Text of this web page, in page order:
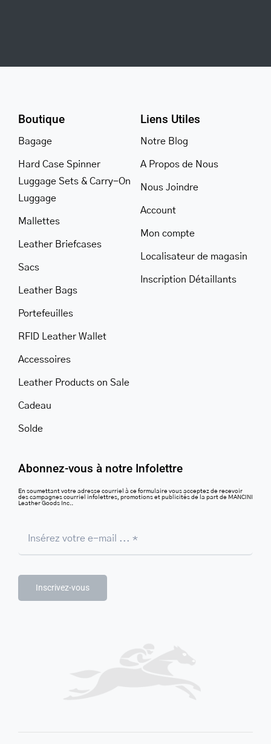
Boutique
Bagage
Hard Case Spinner
Luggage Sets & Carry-On
Luggage
Mallettes
Leather Briefcases
Sacs
Leather Bags
Portefeuilles
RFID Leather Wallet
Accessoires
Leather Products on Sale
Cadeau
Solde
Liens Utiles
Notre Blog
A Propos de Nous
Nous Joindre
Account
Mon compte
Localisateur de magasin
Inscription Détaillants
Abonnez-vous à notre Infolettre
En soumettant votre adresse courriel à ce formulaire vous acceptez de recevoir
des campagnes courriel infolettres, promotions et publicités de la part de MANCINI
Leather Goods Inc..
Inscrivez-vous